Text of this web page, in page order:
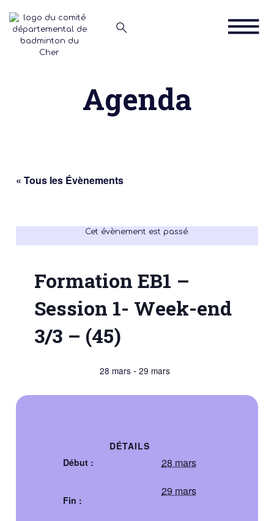
Agenda
« Tous les Évènements
Cet évènement est passé.
Formation EB1 –
Session 1- Week-end
3/3 – (45)
28 mars- 29 mars
DÉTAILS
Début :
28 mars
Fin :
29 mars